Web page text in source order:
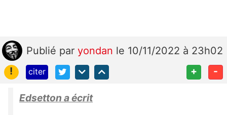
Publié par yondan le 10/11/2022 à 23h02
!
citer + -
Edsetton a écrit